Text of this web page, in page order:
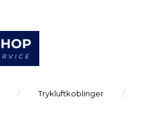
Trykluftkoblinger